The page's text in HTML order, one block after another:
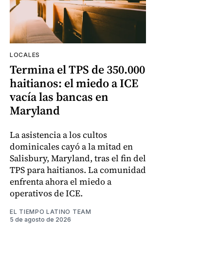
LOCALES
Termina el TPS de 350.000
haitianos: el miedo a ICE
vacía las bancas en
Maryland
La asistencia a los cultos
dominicales cayó a la mitad en
Salisbury, Maryland, tras el fin del
TPS para haitianos. La comunidad
enfrenta ahora el miedo a
operativos de ICE.
EL TIEMPO LATINO TEAM
5 de agosto de 2026